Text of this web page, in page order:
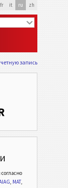
fr it ru zh
запись
, MAT,